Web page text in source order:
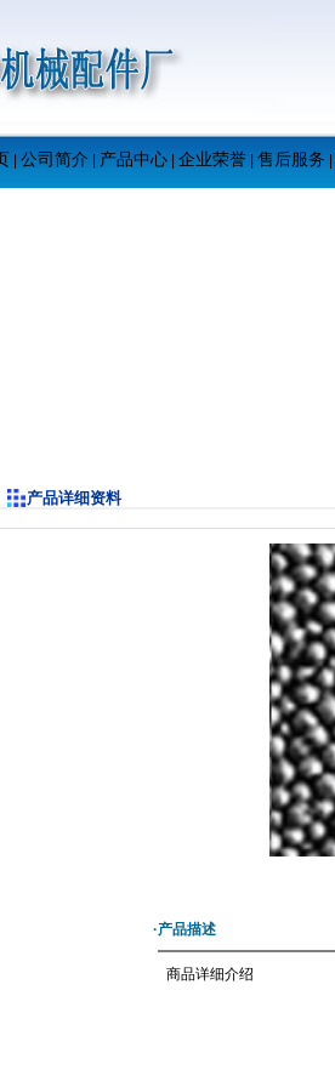
公司简介 产品中心| 企业荣誉| 售后服务
产品详细资料
·产品描述
商品详细介绍